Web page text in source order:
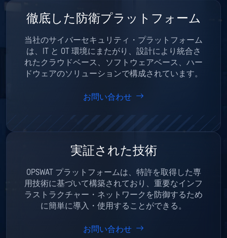
徹底した防衛プラットフォーム
当社のサイバーセキュリティ・プラットフォーム
は、IT と OT 環境にまたがり、設計により統合さ
れたクラウドベース、ソフトウェアベース、ハー
ドウェアのソリューションで構成されています。
お問い合わせ
実証された技術
OPSWAT プラットフォームは、特許を取得した専
用技術に基づいて構築されており、重要なインフ
ラストラクチャー・ネットワークを防御するため
に簡単に導入・使用することができる。
お問い合わせ